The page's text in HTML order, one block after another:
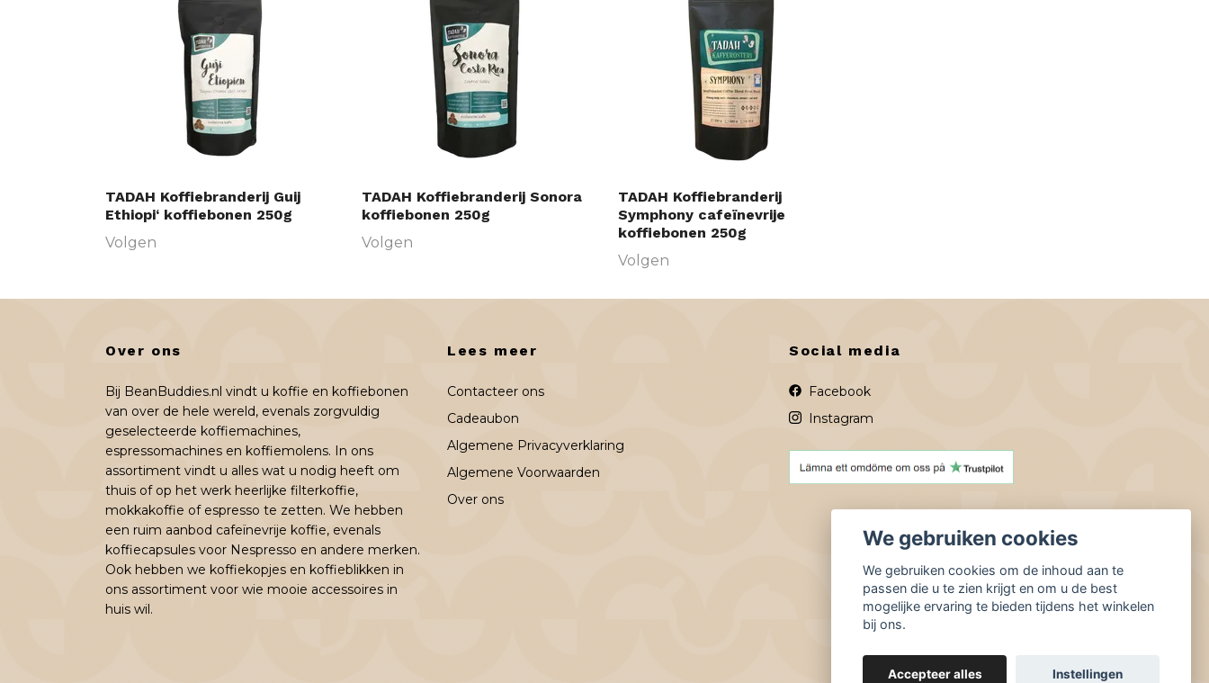
TADAH Koffiebranderij Guij
Ethiopi‘ koffiebonen 250g
Volgen
TADAH Koffiebranderij Sonora
koffiebonen 250g
Volgen
TADAH Koffiebranderij
Symphony cafeïnevrije
koffiebonen 250g
Volgen
Over ons
Bij BeanBuddies.nl vindt u koffie en koffiebonen
van over de hele wereld, evenals zorgvuldig
geselecteerde koffiemachines,
espressomachines en koffiemolens. In ons
assortiment vindt u alles wat u nodig heeft om
thuis of op het werk heerlijke filterkoffie,
mokkakoffie of espresso te zetten. We hebben
een ruim aanbod cafeïnevrije koffie, evenals
koffiecapsules voor Nespresso en andere merken.
Ook hebben we koffiekopjes en koffieblikken in
ons assortiment voor wie mooie accessoires in
huis wil.
Lees meer
Contacteer ons
Cadeaubon
Algemene Privacyverklaring
Algemene Voorwaarden
Over ons
Social media
Facebook
Instagram
We gebruiken cookies
We gebruiken cookies om de inhoud aan te
passen die u te zien krijgt en om u de best
mogelijke ervaring te bieden tijdens het winkelen
bij ons.
Accepteer alles Instellingen